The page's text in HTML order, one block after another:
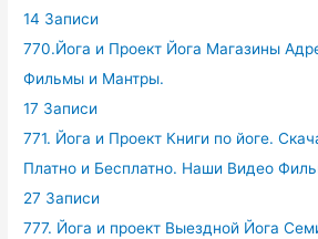
14 Записи
770.Йога и Проект Йога Магазины
Фильмы и Мантры.
17 Записи
771. Йога и Проект Книги по йоге.
Платно и Бесплатно. Наши Видео
27 Записи
777. Йога и проект Выездной Йога